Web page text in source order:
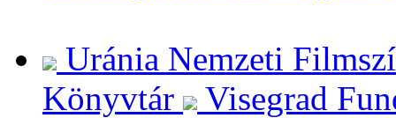
Uránia Nemzeti
Könyvtár
Visegrad